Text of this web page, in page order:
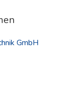
GmbH
in neuem Fenster)